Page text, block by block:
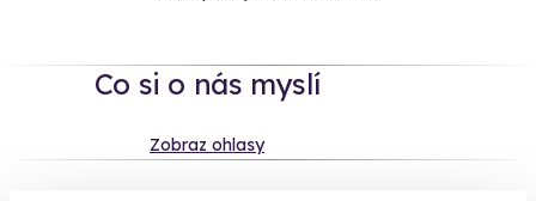
Co si o nás myslí
Zobraz ohlasy